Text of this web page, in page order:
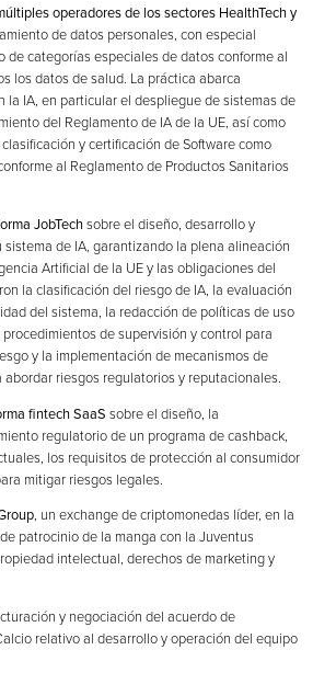
operadores de los sectores HealthTech y
de datos personales, con especial
categorías especiales de datos conforme al
los datos de salud. La práctica abarca
la IA, en particular el despliegue de sistemas de
del Reglamento de IA de la UE, así como
y certificación de Software como
al Reglamento de Productos Sanitarios
JobTech sobre el diseño, desarrollo y
de IA, garantizando la plena alineación
Artificial de la UE y las obligaciones del
la clasificación del riesgo de IA, la evaluación
del sistema, la redacción de políticas de uso
de supervisión y control para
y la implementación de mecanismos de
riesgos regulatorios y reputacionales.
fintech SaaS sobre el diseño, la
regulatorio de un programa de cashback,
los requisitos de protección al consumidor
mitigar riesgos legales.
, un exchange de criptomonedas líder, en la
patrocinio de la manga con la Juventus
intelectual, derechos de marketing y
y negociación del acuerdo de
relativo al desarrollo y operación del equipo